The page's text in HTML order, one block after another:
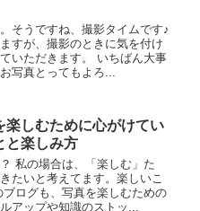
そうですね、撮影タイムです♪
すが、撮影のときに気を付け
いただきます。 いちばん大事
写真とってもよろ...
楽しむために心がけてい
と楽しみ方
私の場合は、「楽しむ」た
たいと考えてます。楽しいこ
ログも、写真を楽しむための
アップや知識のストッ...